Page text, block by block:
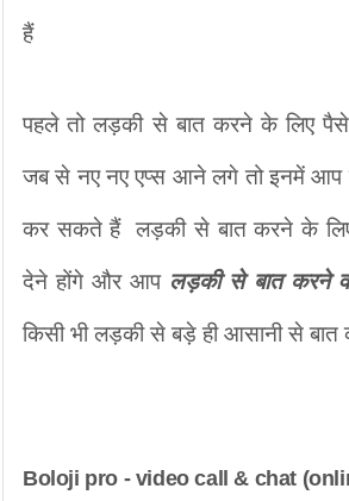
हैं
पहले तो लड़की से बात करने के लिए
जब से नए नए एप्स आने लगे तो इनमें आप
कर सकते हैं  लड़की से बात करने के
देने होंगे और आप लड़की से बात करने
किसी भी लड़की से बड़े ही आसानी से
Boloji pro - video call & chat